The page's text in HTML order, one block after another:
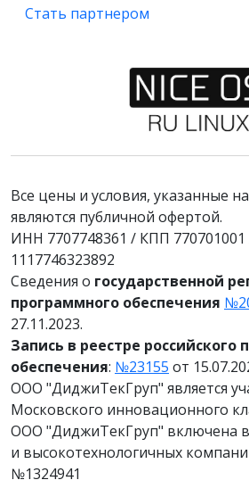
Стать партнером
Все цены и условия, указанные
являются публичной офертой.
ИНН 7707748361 / КПП
1117746323892
Сведения о государственной
программного обеспечения
27.11.2023.
Запись в реестре российского
обеспечения: №23155 от
ООО "ДиджиТекГруп" является
Московского инновационного
ООО "ДиджиТекГруп" включена в
и высокотехнологичных
№1324941